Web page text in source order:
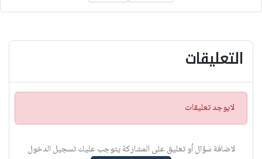
التعليقات
ت
ن
ي
لايوجد تعليقات
لاضافة سؤال أو تعليق على المشاركة يتوجب عليك تسجيل الدخول